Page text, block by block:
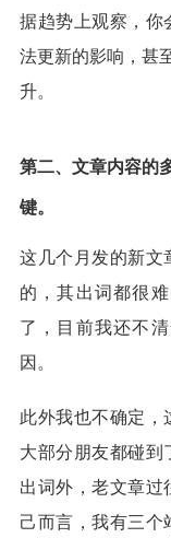
据趋势上观察，你
法更新的影响，甚
升。
第二、文章内容的
键。
这几个月发的新文
的，其出词都很
了，目前我还不
因。
此外我也不确定，
大部分朋友都碰到
出词外，老文章过
己而言，我有三个